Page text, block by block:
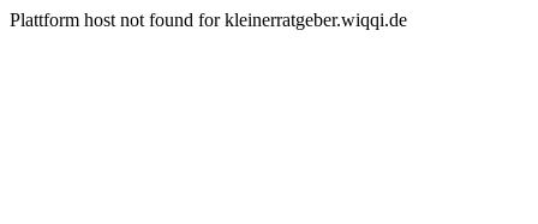
Plattform host not found for kleinerratgeber.wiqqi.de